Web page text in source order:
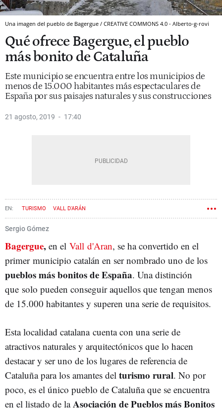
Una imagen del pueblo de Bagergue / CREATIVE COMMONS 4.0 - Alberto-g-rovi
Qué ofrece Bagergue, el pueblo
más bonito de Cataluña
Este municipio se encuentra entre los municipios de
menos de 15.000 habitantes más espectaculares de
España por sus paisajes naturales y sus construcciones
21 agosto, 2019 17:40
TURISMO VALL D'ARÁN
Sergio Gómez
Bagergue, en el Vall d'Aran, se ha convertido en el
primer municipio catalán en ser nombrado uno de los
pueblos más bonitosde España. Una distinción
que solo pueden conseguir aquellos que tengan menos
de 15.000 habitantes y superen una serie de requisitos.
Esta localidad catalana cuenta con una serie de
atractivos naturales y arquitectónicos que lo hacen
destacar y ser uno de los lugares de referencia de
Cataluña para los amantes del turismo rural. No por
poco, es el único pueblo de Cataluña que se encuentra
en el listado de laAsociación de Pueblos más Bonitos